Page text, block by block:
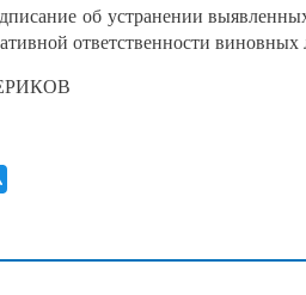
об устранении
ответственности виновных